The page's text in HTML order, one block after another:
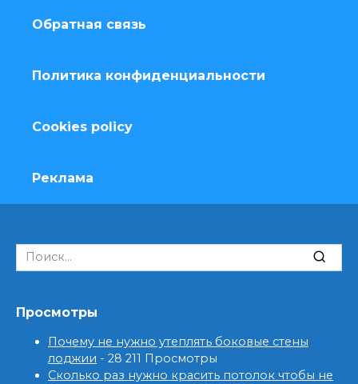
Обратная связь
Политика конфиденциальности
Cookies policy
Реклама
Search
for:
Просмотры
Почему не нужно утеплять боковые стены
лоджии - 28 211 Просмотры
Сколько раз нужно красить потолок чтобы не